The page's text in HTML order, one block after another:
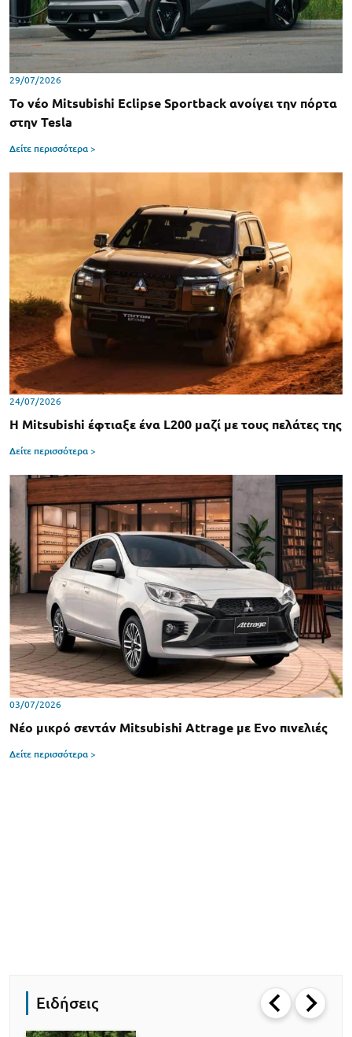
29/07/2026
Το νέο Mitsubishi Eclipse Sportback ανοίγει την πόρτα
στην Tesla
Δείτε περισσότερα >
24/07/2026
Η Mitsubishi έφτιαξε ένα L200 μαζί με τους πελάτες της
Δείτε περισσότερα >
03/07/2026
Νέο μικρό σεντάν Mitsubishi Attrage με Evo πινελιές
Δείτε περισσότερα >
Ειδήσεις